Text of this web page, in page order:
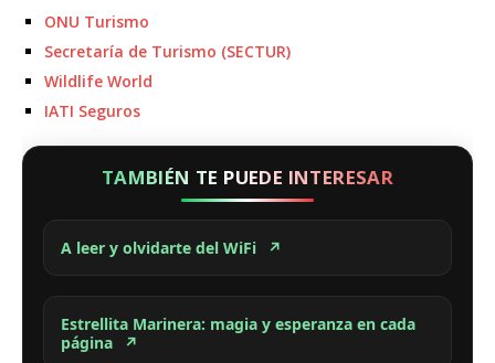
ONU Turismo
Secretaría de Turismo (SECTUR)
Wildlife World
IATI Seguros
TAMBIÉN TE PUEDE INTERESAR
A leer y olvidarte del WiFi ↗
Estrellita Marinera: magia y esperanza en cada
página
↗